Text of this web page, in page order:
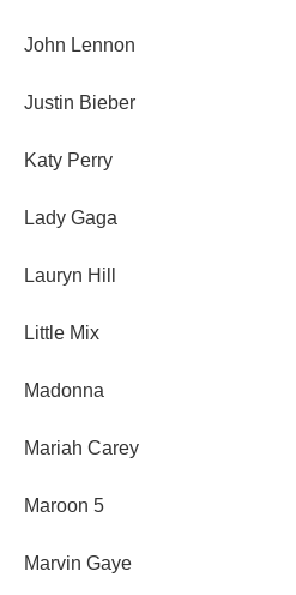
John Lennon
Justin Bieber
Katy Perry
Lady Gaga
Lauryn Hill
Little Mix
Madonna
Mariah Carey
Maroon 5
Marvin Gaye